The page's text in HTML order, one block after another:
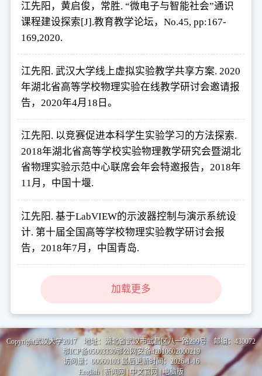
江先阳，黄启俊，常胜. “微电子与智能社会”通识
课程建设探索[J].教育教学论坛，No.45, pp:167-
169,2020.
江先阳. 武汉大学线上虚拟实验教学共享方案. 2020
年湖北省高等学校物理实验在线教学研讨会邀请报
告，2020年4月18日。
江先阳. 以竞赛促进本科学生实验学习的方法探索.
2018年湖北省高等学校实验物理教学研究会暨湖北
省物理实验示范中心联席会年会特邀报告，2018年
11月，中国十堰.
江先阳. 基于LabVIEW的示波器控制与演示系统设
计. 第十届全国高等学校物理实验教学研讨会报
告，2018年7月，中国青岛.
加载更多
Copyright武汉大学2017 地址：湖北省武汉市武昌区八一路299号 邮编：430072
鄂ICP备05003330鄂公网安备42010602000219
访问量： 00060103 最后更新时间：2026-1-16
English|新闻网|中文官网|电脑版